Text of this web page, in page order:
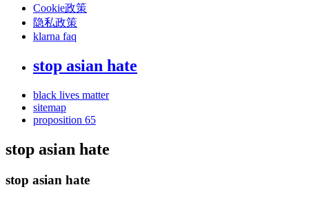
Cookie政策
隐私政策
klarna faq
stop asian hate
black lives matter
sitemap
proposition 65
stop asian hate
stop asian hate